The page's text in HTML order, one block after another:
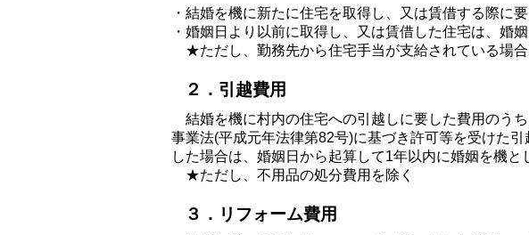
・結婚を機に新たに住宅を取得し、又は賃借する際に
・婚姻日より以前に取得し、又は賃借した住宅は、婚
★ただし、勤務先から住宅手当が支給されている場
２．引越費用
結婚を機に村内の住宅への引越しに要した費用のう
事業法(平成元年法律第82号)に基づき許可等を受けた
した場合は、婚姻日から起算して1年以内に婚姻を機と
★ただし、不用品の処分費用を除く
３．リフォーム費用